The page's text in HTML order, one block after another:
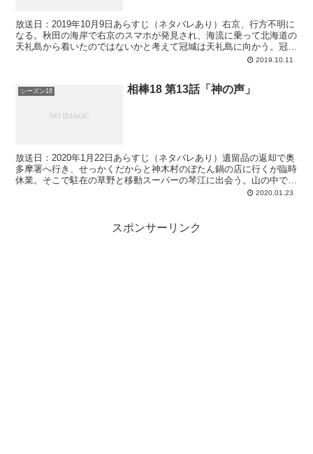
放送日：2019年10月9日あらすじ（ネタバレあり）右京、行方不明に
なる。秋田の海岸で右京のスマホが発見され、海流に乗って北海道の
天礼島から着いたのではないかと考えて冠城は天礼島に向かう。冠
城、島に着くと男が若い女性を連れ去ろうとしている現... 2019.10.11
シーズン18 相棒18 第13話「神の声」
放送日：2020年1月22日あらすじ（ネタバレあり）遺留品の返却で奥
多摩署へ行き、せっかくだからと神木村のぼたん鍋の店に行くが臨時
休業。そこで駐在の草野と移動スーパーの琴江に出会う。山の中で変
2020.01.23
スポンサーリンク